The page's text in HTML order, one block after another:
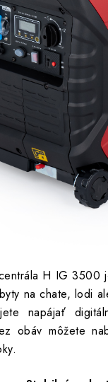
H IG 3500
na chate, lodi
napájať
obáv môžete